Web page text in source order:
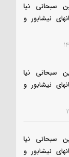
سبحانی نیا
نیشابور و
سبحانی نیا
نیشابور و
سبحانی نیا
نیشابور و